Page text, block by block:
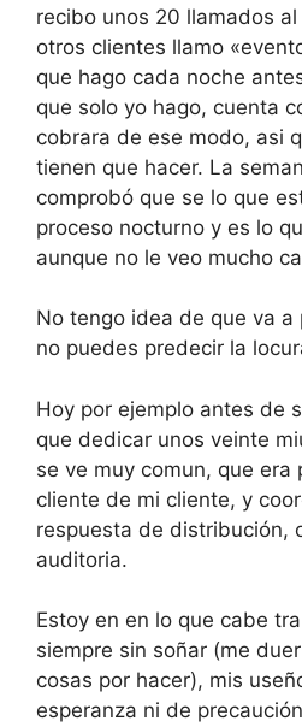
recibo unos 20 llamados
otros clientes llamo
que hago cada noche
que solo yo hago, cuenta
cobrara de ese modo, asi
tienen que hacer. La
comprobó que se lo que
proceso nocturno y es lo
aunque no le veo mucho
No tengo idea de que va a
no puedes predecir la
Hoy por ejemplo antes de
que dedicar unos veinte
se ve muy comun, que era
cliente de mi cliente, y
respuesta de distribución,
auditoria.
Estoy en en lo que cabe
siempre sin soñar (me
cosas por hacer), mis
esperanza ni de